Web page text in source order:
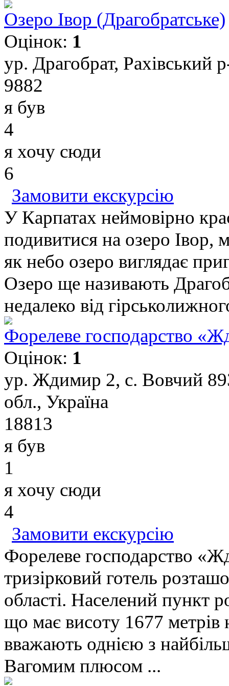
Озеро Івор (Драгобратське)
Оцінок: 1
ур. Драгобрат, Рахівський
9882
я був
4
я хочу сюди
6
Замовити екскурсію
У Карпатах неймовірно
подивитися на озеро Івор,
як небо озеро виглядає
Озеро ще називають
недалеко від
Форелеве господарство
Оцінок: 1
ур. Ждимир 2, с. Вовчий
обл., Україна
18813
я був
1
я хочу сюди
4
Замовити екскурсію
Форелеве господарство
тризірковий готель
області. Населений пункт
що має висоту 1677
вважають однією з
Вагомим плюсом ...